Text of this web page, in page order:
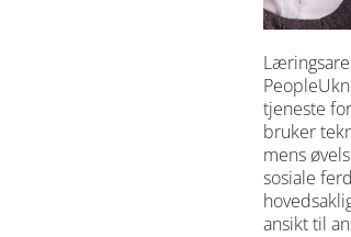
tjeneste
bruker
mens
sosiale
ansikt til